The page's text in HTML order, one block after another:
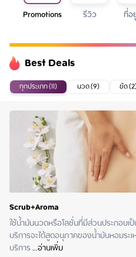
Promotions รีวิว ที่อ
Best Deals
ทุกประเภท (11) นวด (9) ขัด
Scrub+Aroma
ใช้น้ำมันนวดหรือโลชั่นที่มีส่วนประกอบ
บริการจะได้สูดอนุภาคของน้ำมันหอมร
บริการ ...อ่านเพิ่ม